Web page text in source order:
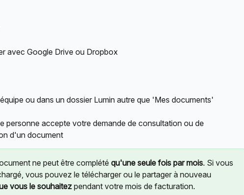
avec Google Drive ou Dropbox
ou dans un dossier Lumin autre que 'Mes documents'
personne accepte votre demande de consultation ou de
d'un document
ne peut être complété qu'une seule fois par mois. Si vous
vous pouvez le télécharger ou le partager à nouveau
vous le souhaitez pendant votre mois de facturation.